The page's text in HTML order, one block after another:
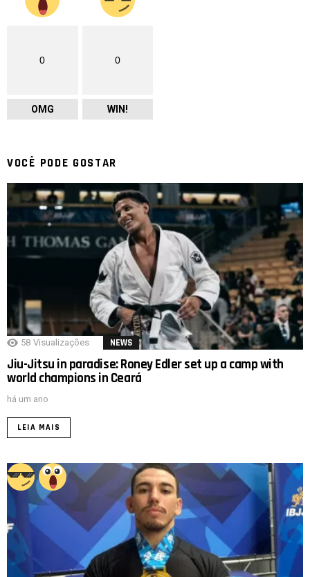
0
OMG
0
WIN!
VOCÊ PODE GOSTAR
58 Visualizações NEWS
Jiu-Jitsu in paradise: Roney Edler set up a camp with
world champions in Ceará
há um ano
LEIA MAIS